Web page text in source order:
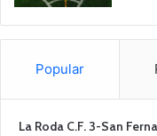
Popular
La Roda C.F. 3-San